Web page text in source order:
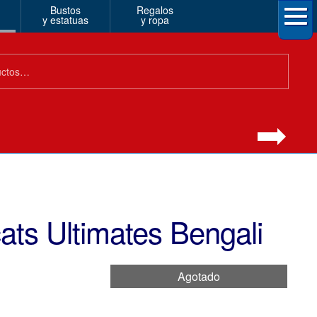
Bustos
y estatuas
Regalos
y ropa
Ultimates Bengali
Agotado